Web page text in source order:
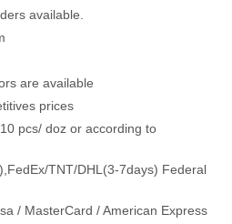
available.
are available
prices
pcs/ doz or according to
TNT/DHL(3-7days) Federal
/ MasterCard / American Express